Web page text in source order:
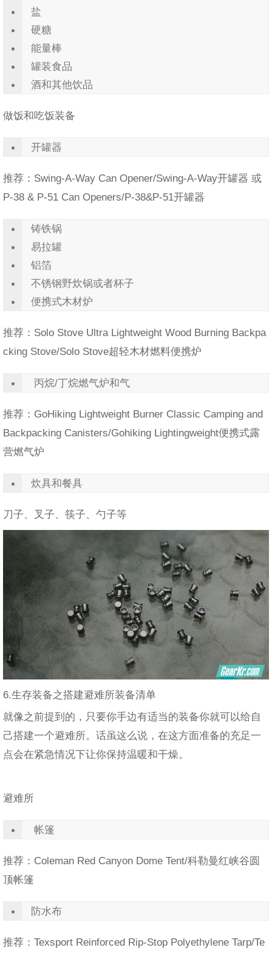
盐
硬糖
能量棒
罐装食品
酒和其他饮品
做饭和吃饭装备
开罐器
推荐：Swing-A-Way Can Opener/Swing-A-Way开罐器 或
P-38 & P-51 Can Openers/P-38&P-51开罐器
铸铁锅
易拉罐
铝箔
不锈钢野炊锅或者杯子
便携式木材炉
推荐：Solo Stove Ultra Lightweight Wood Burning Backpa
cking Stove/Solo Stove超轻木材燃料便携炉
丙烷/丁烷燃气炉和气
推荐：GoHiking Lightweight Burner Classic Camping and
Backpacking Canisters/Gohiking Lightingweight便携式露
营燃气炉
炊具和餐具
刀子、叉子、筷子、勺子等
6.生存装备之搭建避难所装备清单
就像之前提到的，只要你手边有适当的装备你就可以给自
己搭建一个避难所。话虽这么说，在这方面准备的充足一
点会在紧急情况下让你保持温暖和干燥。
避难所
帐篷
推荐：Coleman Red Canyon Dome Tent/科勒曼红峡谷圆
顶帐篷
防水布
推荐：Texsport Reinforced Rip-Stop Polyethylene Tarp/Te